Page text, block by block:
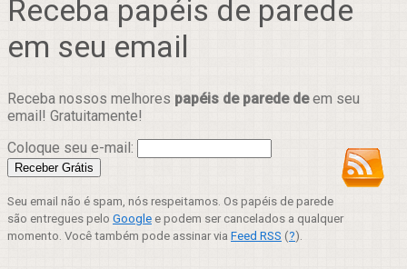
Receba papéis de parede
em seu email
Receba nossos melhores papéis de parede deem seu
email! Gratuitamente!
Coloque seu e-mail:
Seu email não é spam, nós respeitamos. Os papéis de parede
são entregues pelo Google e podem ser cancelados a qualquer
momento. Você também pode assinar via Feed RSS (?).